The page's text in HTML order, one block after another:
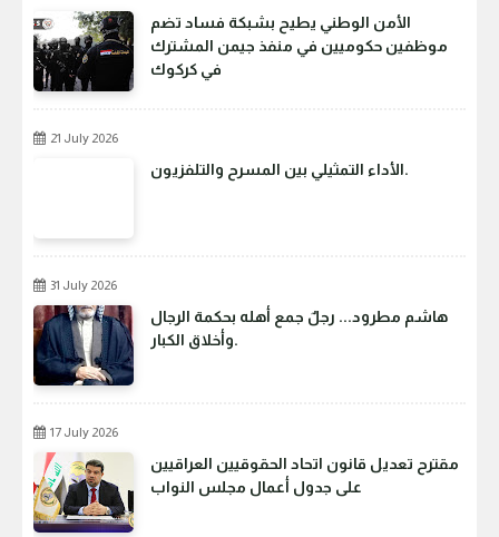
الأمن الوطني يطيح بشبكة فساد تضم
موظفين حكوميين في منفذ جيمن المشترك
في كركوك
21 July 2026
الأداء التمثيلي بين المسرح والتلفزيون.
31 July 2026
هاشم مطرود... رجلٌ جمع أهله بحكمة الرجال
وأخلاق الكبار.
17 July 2026
مقترح تعديل قانون اتحاد الحقوقيين العراقيين
على جدول أعمال مجلس النواب